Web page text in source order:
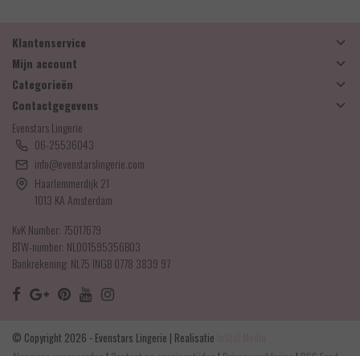
Klantenservice
Mijn account
Categorieën
Contactgegevens
Evenstars Lingerie
06-25536043
info@evenstarslingerie.com
Haarlemmerdijk 21
1013 KA Amsterdam
KvK Number: 75017679
BTW-number: NL001595356B03
Bankrekening: NL75 INGB 0778 3839 97
© Copyright 2026 - Evenstars Lingerie | Realisatie